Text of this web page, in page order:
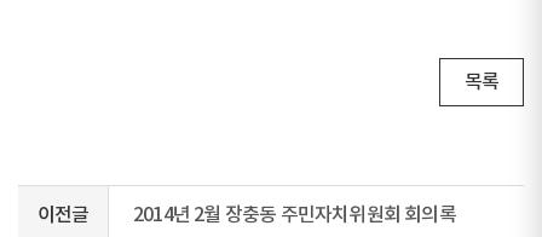
목록
이전글 2014년 2월 장충동 주민자치위원회 회의록